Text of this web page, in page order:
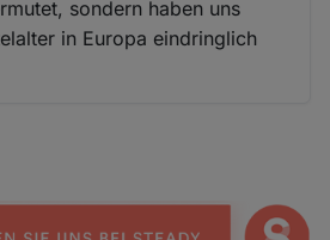
sondern haben uns
in Europa eindringlich